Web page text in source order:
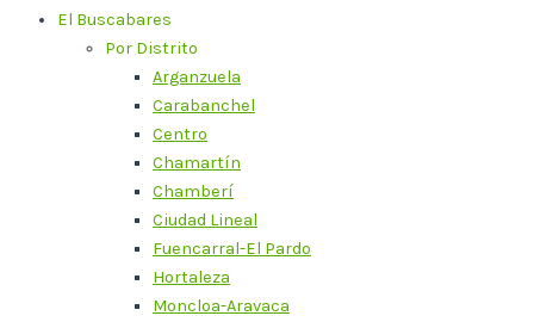
El Buscabares
Por Distrito
Arganzuela
Carabanchel
Centro
Chamartín
Chamberí
Ciudad Lineal
Fuencarral-El Pardo
Hortaleza
Moncloa-Aravaca